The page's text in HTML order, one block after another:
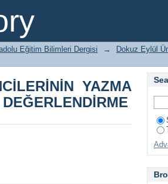
YAZMA
Eğitim Bilimleri Dergisi →
Dokuz Eylül
YAZMA